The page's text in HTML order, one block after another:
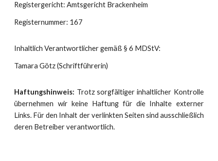
Registergericht: Amtsgericht Brackenheim
Registernummer: 167
Inhaltlich Verantwortlicher gemäß § 6 MDStV:
Tamara Götz (Schriftführerin)
Haftungshinweis: Trotz sorgfältiger inhaltlicher Kontrolle
übernehmen wir keine Haftung für die Inhalte externer
Links. Für den Inhalt der verlinkten Seiten sind ausschließlich
deren Betreiber verantwortlich.